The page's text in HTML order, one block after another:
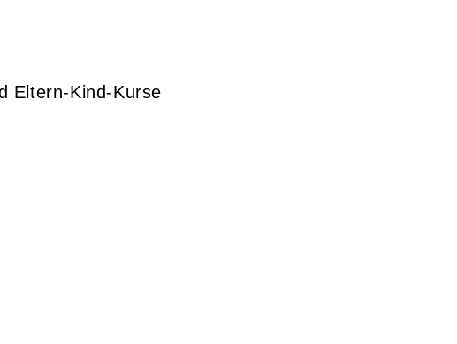
Eltern-Kind-Kurse